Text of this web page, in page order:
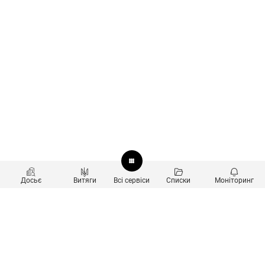
Досьє Витяги Всі сервіси Списки Моніторинг